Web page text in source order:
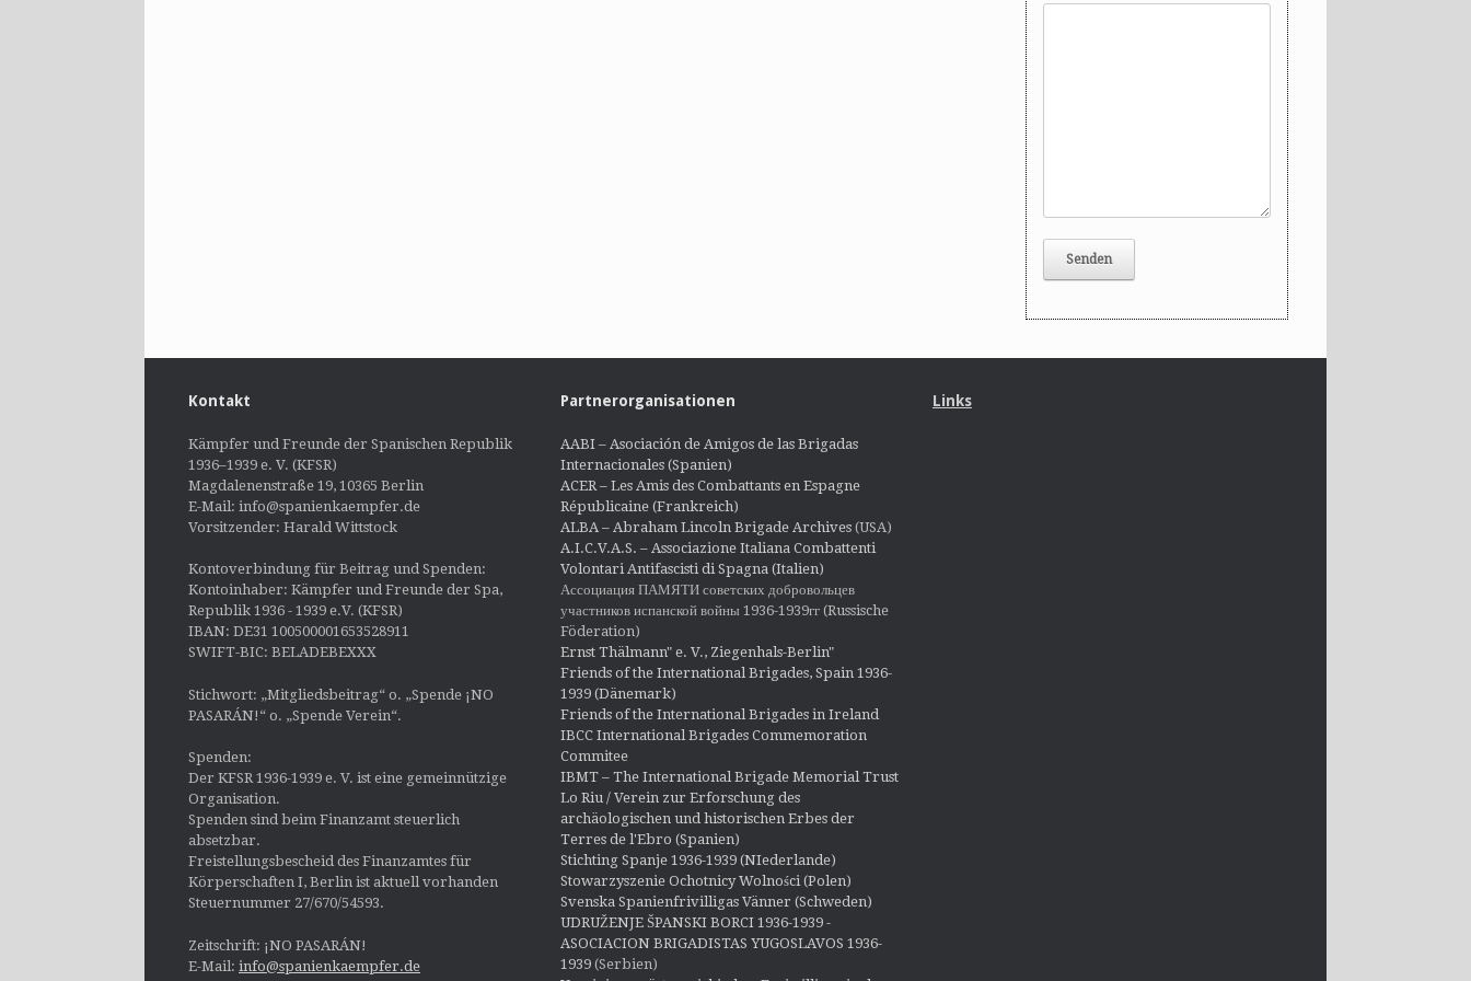
Kontakt
Kämpfer und Freunde der Spanischen Republik
1936–1939 e. V. (KFSR)
Magdalenenstraße 19, 10365 Berlin
E-Mail: info@spanienkaempfer.de
Vorsitzender: Harald Wittstock
Kontoverbindung für Beitrag und Spenden:
Kontoinhaber: Kämpfer und Freunde der Spa,
Republik 1936 - 1939 e.V. (KFSR)
IBAN: DE31 100500001653528911
SWIFT-BIC: BELADEBEXXX
Stichwort: „Mitgliedsbeitrag“ o. „Spende ¡NO
PASARÁN!“ o. „Spende Verein“.
Spenden:
Der KFSR 1936-1939 e. V. ist eine gemeinnützige
Organisation.
Spenden sind beim Finanzamt steuerlich
absetzbar.
Freistellungsbescheid des Finanzamtes für
Körperschaften I, Berlin ist aktuell vorhanden
Steuernummer 27/670/54593.
Zeitschrift: ¡NO PASARÁN!
E-Mail: info@spanienkaempfer.de
Partnerorganisationen
AABI – Asociación de Amigos de las Brigadas
Internacionales (Spanien)
ACER – Les Amis des Combattants en Espagne
Républicaine (Frankreich)
ALBA – Abraham Lincoln Brigade Archives(USA)
A.I.C.V.A.S. – Associazione Italiana Combattenti
Volontari Antifascisti di Spagna (Italien)
Ассоциация ПАМЯТИ советских добровольцев
участников испанской войны 1936-1939гг (Russische
Föderation)
Ernst Thälmann" e. V., Ziegenhals-Berlin"
Friends of the International Brigades, Spain 1936-
1939 (Dänemark)
Friends of the International Brigades in Ireland
IBCC International Brigades Commemoration
Commitee
IBMT – The International Brigade Memorial Trust
Lo Riu / Verein zur Erforschung des
archäologischen und historischen Erbes der
Terres de l'Ebro (Spanien)
Stichting Spanje 1936-1939 (NIederlande)
Stowarzyszenie Ochotnicy Wolności (Polen)
Svenska Spanienfrivilligas Vänner (Schweden)
UDRUŽENJE ŠPANSKI BORCI 1936-1939 -
ASOCIACION BRIGADISTAS YUGOSLAVOS 1936-
1939(Serbien)
Links